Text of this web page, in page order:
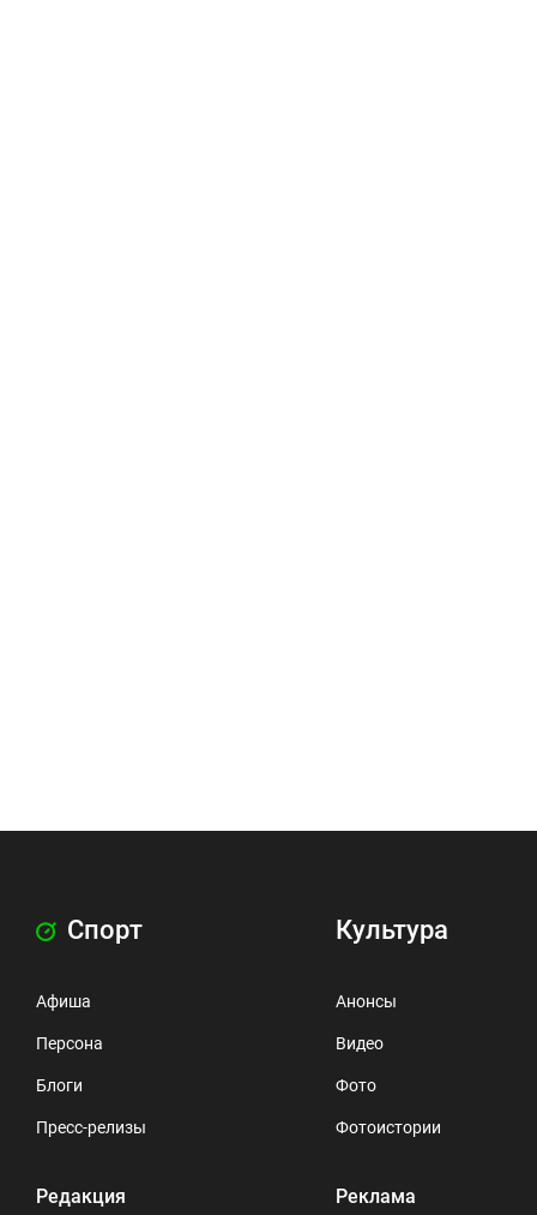
Спорт
Афиша
Персона
Блоги
Пресс-релизы
Редакция
Культура
Анонсы
Видео
Фото
Фотоистории
Реклама